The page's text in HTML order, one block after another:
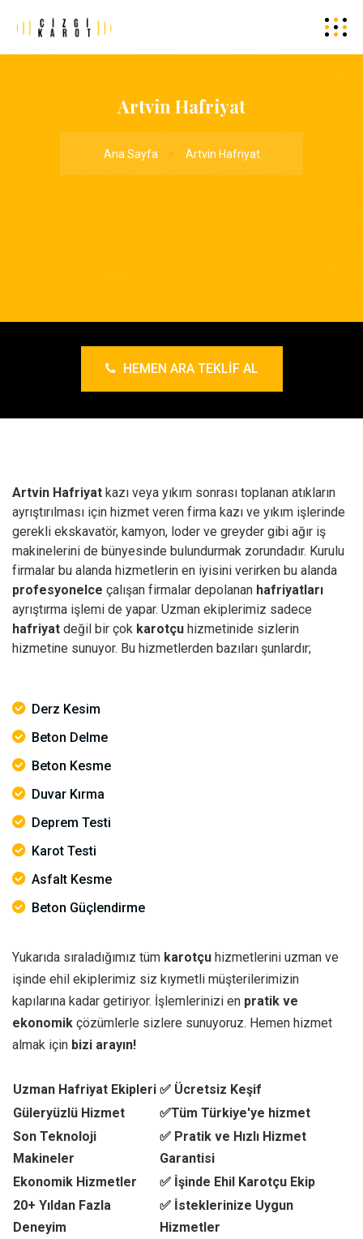
Artvin Hafriyat
Ana Sayfa Artvin Hafriyat
HEMEN ARA TEKLIF AL
Artvin Hafriyat kazı veya yıkım sonrası toplanan atıkların
ayrıştırılması için hizmet veren firma kazı ve yıkım işlerinde
gerekli ekskavatör, kamyon, loder ve greyder gibi ağır iş
makinelerini de bünyesinde bulundurmak zorundadır. Kurulu
firmalar bu alanda hizmetlerin en iyisini verirken bu alanda
profesyonelce çalışan firmalar depolanan hafriyatları
ayrıştırma işlemi de yapar. Uzman ekiplerimiz sadece
hafriyat değil bir çok karotçu hizmetinide sizlerin
hizmetine sunuyor. Bu hizmetlerden bazıları şunlardır;
Derz Kesim
Beton Delme
Beton Kesme
Duvar Kırma
Deprem Testi
Karot Testi
Asfalt Kesme
Beton Güçlendirme
Yukarıda sıraladığımız tüm karotçu hizmetlerini uzman ve
işinde ehil ekiplerimiz siz kıymetli müşterilerimizin
kapılarına kadar getiriyor. İşlemlerinizi en pratik ve
ekonomik çözümlerle sizlere sunuyoruz. Hemen hizmet
almak için bizi arayın!
Uzman Hafriyat Ekipleri ✅ Ücretsiz Keşif
Güleryüzlü Hizmet
✅Tüm Türkiye'ye hizmet
Son Teknoloji
Makineler
✅ Pratik ve Hızlı Hizmet
Garantisi
Ekonomik Hizmetler
✅ İşinde Ehil Karotçu Ekip
20+ Yıldan Fazla
Deneyim
✅ İsteklerinize Uygun
Hizmetler